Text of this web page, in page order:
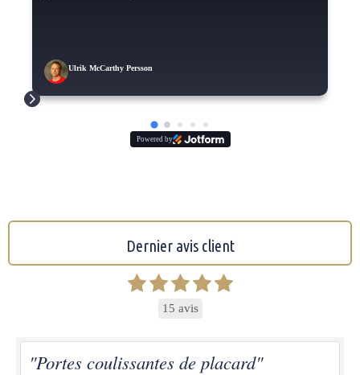
Ulrik McCarthy Persson
Powered by
Dernier avis client
15 avis
"Portes coulissantes de placard"